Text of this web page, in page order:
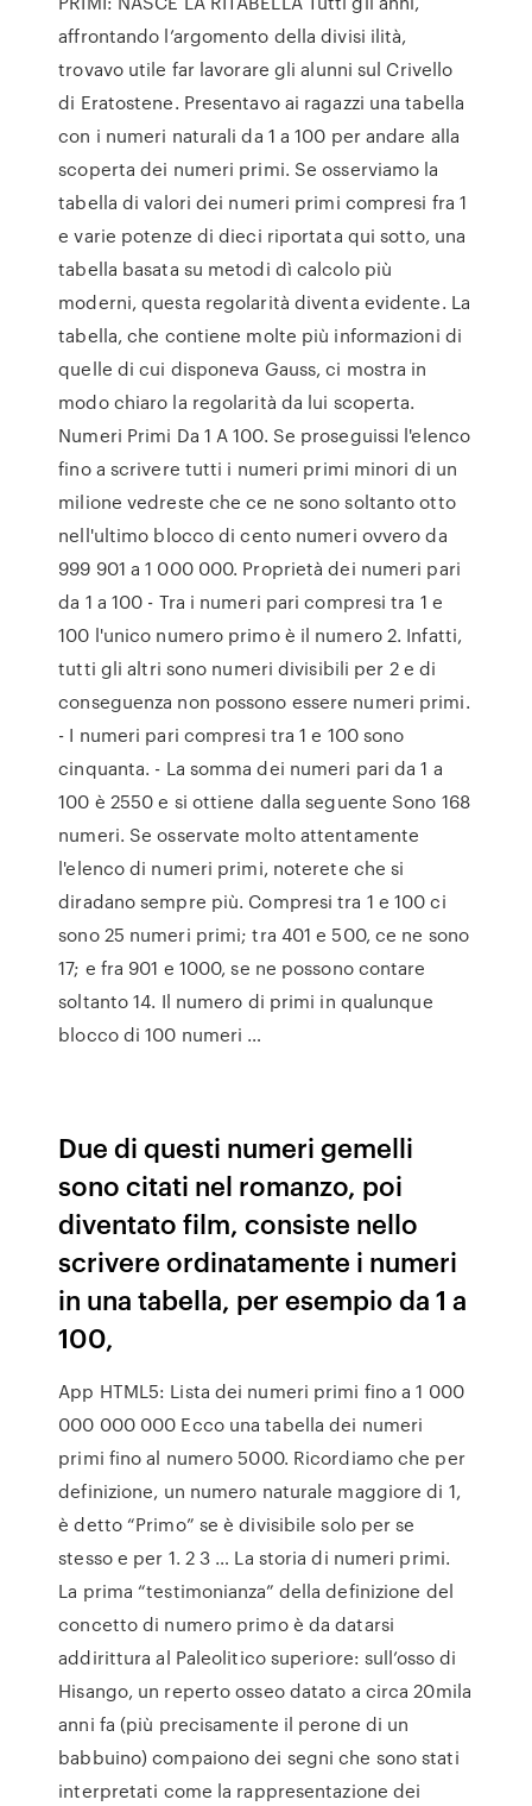
affrontando l’argomento della divisi ilità,
trovavo utile far lavorare gli alunni sul Crivello
di Eratostene. Presentavo ai ragazzi una tabella
con i numeri naturali da 1 a 100 per andare alla
scoperta dei numeri primi. Se osserviamo la
tabella di valori dei numeri primi compresi fra 1
e varie potenze di dieci riportata qui sotto, una
tabella basata su metodi dì calcolo più
moderni, questa regolarità diventa evidente. La
tabella, che contiene molte più informazioni di
quelle di cui disponeva Gauss, ci mostra in
modo chiaro la regolarità da lui scoperta.
Numeri Primi Da 1 A 100. Se proseguissi l'elenco
fino a scrivere tutti i numeri primi minori di un
milione vedreste che ce ne sono soltanto otto
nell'ultimo blocco di cento numeri ovvero da
999 901 a 1 000 000. Proprietà dei numeri pari
da 1 a 100 - Tra i numeri pari compresi tra 1 e
100 l'unico numero primo è il numero 2. Infatti,
tutti gli altri sono numeri divisibili per 2 e di
conseguenza non possono essere numeri primi.
- I numeri pari compresi tra 1 e 100 sono
cinquanta. - La somma dei numeri pari da 1 a
100 è 2550 e si ottiene dalla seguente Sono 168
numeri. Se osservate molto attentamente
l'elenco di numeri primi, noterete che si
diradano sempre più. Compresi tra 1 e 100 ci
sono 25 numeri primi; tra 401 e 500, ce ne sono
17; e fra 901 e 1000, se ne possono contare
soltanto 14. Il numero di primi in qualunque
blocco di 100 numeri …
Due di questi numeri gemelli
sono citati nel romanzo, poi
diventato film, consiste nello
scrivere ordinatamente i numeri
in una tabella, per esempio da 1 a
100,
App HTML5: Lista dei numeri primi fino a 1 000
000 000 000 Ecco una tabella dei numeri
primi fino al numero 5000. Ricordiamo che per
definizione, un numero naturale maggiore di 1,
è detto “Primo” se è divisibile solo per se
stesso e per 1. 2 3 … La storia di numeri primi.
La prima “testimonianza” della definizione del
concetto di numero primo è da datarsi
addirittura al Paleolitico superiore: sull’osso di
Hisango, un reperto osseo datato a circa 20mila
anni fa (più precisamente il perone di un
babbuino) compaiono dei segni che sono stati
interpretati come la rappresentazione dei